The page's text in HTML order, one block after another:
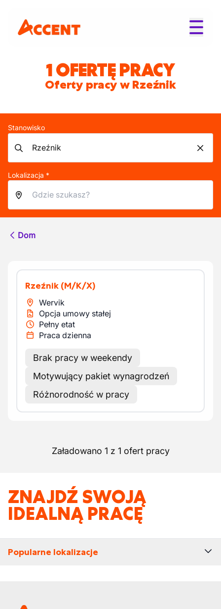
1 OFERTĘ PRACY
Oferty pracy w Rzeźnik
Stanowisko
Lokalizacja *
Dom
Rzeźnik (M/K/X)
Wervik
Opcja umowy stałej
Pełny etat
Praca dzienna
Brak pracy w weekendy
Motywujący pakiet wynagrodzeń
Różnorodność w pracy
Załadowano 1 z 1 ofert pracy
ZNAJDŹ SWOJĄ
IDEALNĄ PRACĘ
Popularne lokalizacje